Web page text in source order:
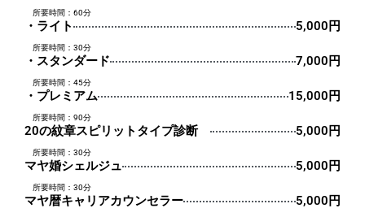
所要時間：60分
・ライト 5,000円
所要時間：30分
・スタンダード 7,000円
所要時間：45分
・プレミアム 15,000円
所要時間：90分
20の紋章スピリットタイプ診断 5,000円
所要時間：30分
マヤ婚シェルジュ 5,000円
所要時間：30分
マヤ暦キャリアカウンセラー 5,000円